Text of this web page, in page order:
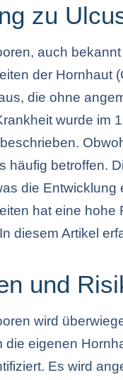
zu
auch
der Hornhaut
die ohne
wurde im
häufig betroffen.
die Entwicklung
hat eine hohe
diesem Artikel
und
wird
die eigenen
Es wird